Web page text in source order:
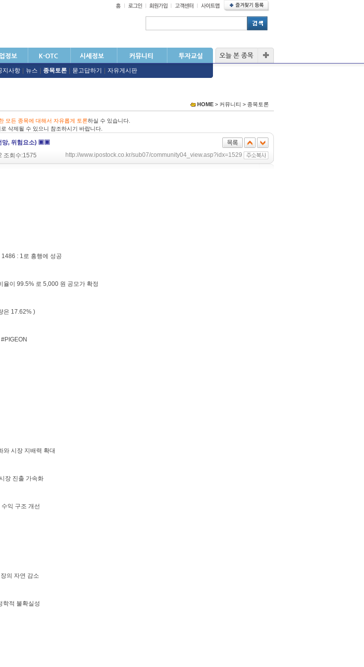
지사항 뉴스 종목토론 묻고답하기 자유게시판
HOME > 커뮤니티 > 종목토론
모든 종목에 대해서 자유롭게 토론하실 수 있습니다.
삭제될 수 있으니 참조하시기 바랍니다.
망, 위험요소) ▣▣
조회수:1575 http://www.ipostock.co.kr/sub07/community04_view.asp?idx=1529
: 1로 흥행에 성공
이 99.5% 로 5,000 원 공모가 확정
은 17.62% )
와 시장 지배력 확대
장 진출 가속화
익 구조 개선
의 자연 감소
학적 불확실성